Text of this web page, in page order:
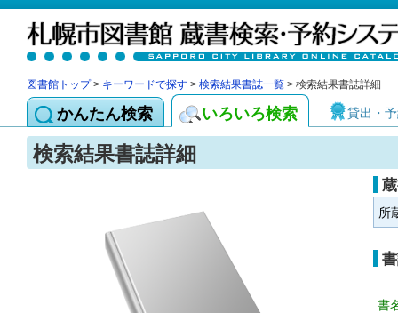
図書館トップ> キーワードで探す > 検索結果書誌一覧 > 検索結果書誌詳細
かんたん検索 いろいろ検索 貸出・
検索結果書誌詳細
所
書